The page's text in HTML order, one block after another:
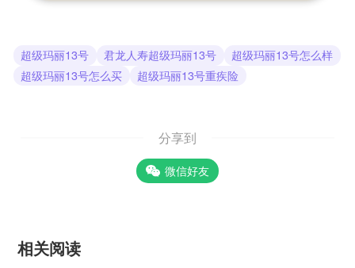
超级玛丽13号 君龙人寿超级玛丽13号
超级玛丽13号怎么样
超级玛丽13号怎么买
超级玛丽13号重疾险
分享到
微信好友
相关阅读